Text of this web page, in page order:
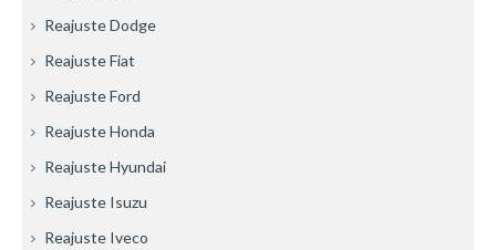
Reajuste Dodge
Reajuste Fiat
Reajuste Ford
Reajuste Honda
Reajuste Hyundai
Reajuste Isuzu
Reajuste Iveco